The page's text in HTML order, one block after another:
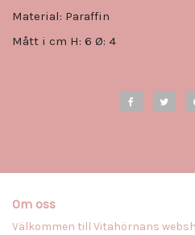
Material: Paraffin
Mått i cm H: 6 Ø: 4
Om oss
Välkommen till Vitahörnans